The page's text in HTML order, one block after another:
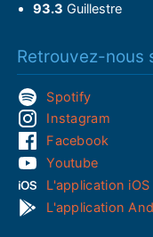
93.3 Guillestre
Retrouvez-nous
Spotify
Instagram
Facebook
Youtube
L'application iOS
L'application